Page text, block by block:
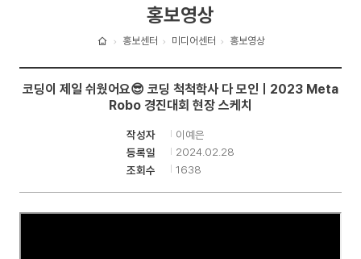
학
뉴
홈
홍보센터 미디어센터 홍보영상
홍보영상
코딩이 제일 쉬웠어요😎 코딩 척척학사 다 모인ㅣ2023 Meta
Robo 경진대회 현장 스케치
작성자
이예은
등록일
2024.02.28
조회수
1638